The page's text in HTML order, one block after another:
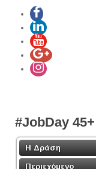
#JobDay
Η Δράση
Περιεχόμενο